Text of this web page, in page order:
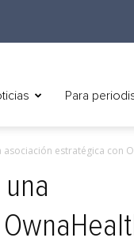
Para
asociación estratégica con